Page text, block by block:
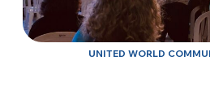
UNITED WORLD